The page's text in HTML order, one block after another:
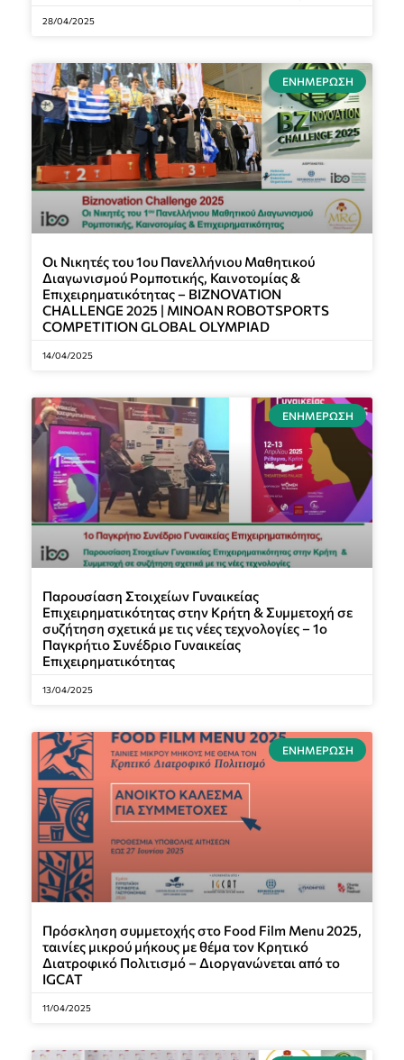
28/04/2025
ΕΝΗΜΈΡΩΣΗ
Oι Νικητές του 1ου Πανελλήνιου Μαθητικού
Διαγωνισμού Ρομποτικής, Καινοτομίας &
Επιχειρηματικότητας – BIZNOVATION
CHALLENGE 2025 | MINOAN ROBOTSPORTS
COMPETITION GLOBAL OLYMPIAD
14/04/2025
ΕΝΗΜΈΡΩΣΗ
Παρουσίαση Στοιχείων Γυναικείας
Επιχειρηματικότητας στην Κρήτη & Συμμετοχή σε
συζήτηση σχετικά με τις νέες τεχνολογίες – 1ο
Παγκρήτιο Συνέδριο Γυναικείας
Επιχειρηματικότητας
13/04/2025
ΕΝΗΜΈΡΩΣΗ
Πρόσκληση συμμετοχής στο Food Film Menu 2025,
ταινίες μικρού μήκους με θέμα τον Κρητικό
Διατροφικό Πολιτισμό – Διοργανώνεται από το
IGCAT
11/04/2025